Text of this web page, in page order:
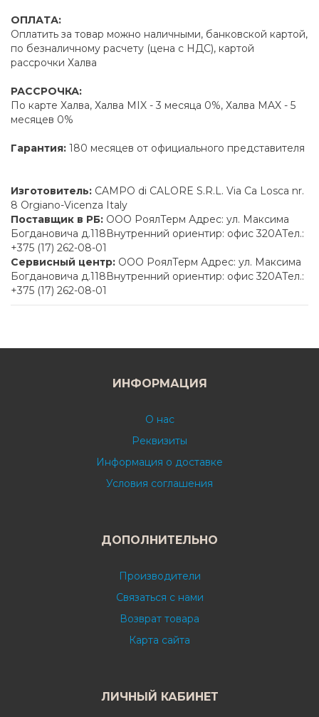
ОПЛАТА:
Оплатить за товар можно наличными, банковской картой,
по безналичному расчету (цена с НДС), картой
рассрочки Халва
РАССРОЧКА:
По карте Халва, Халва MIX - 3 месяца 0%, Халва MAX - 5
месяцев 0%
Гарантия: 180 месяцев от официального представителя
Изготовитель: CAMPO di CALORE S.R.L. Via Ca Losca nr.
8 Orgiano-Vicenza Italy
Поставщик в РБ: ООО РоялТерм Адрес: ул. Максима
Богдановича д.118Внутренний ориентир: офис 320АТел.:
+375 (17) 262-08-01
Сервисный центр: ООО РоялТерм Адрес: ул. Максима
Богдановича д.118Внутренний ориентир: офис 320АТел.:
+375 (17) 262-08-01
ИНФОРМАЦИЯ
О нас
Реквизиты
Информация о доставке
Условия соглашения
ДОПОЛНИТЕЛЬНО
Производители
Связаться с нами
Возврат товара
Карта сайта
ЛИЧНЫЙ КАБИНЕТ